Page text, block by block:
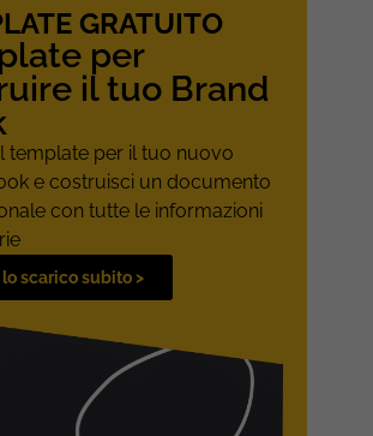
GRATUITO
per
il tuo Brand
template per il tuo nuovo
e costruisci un documento
con tutte le informazioni
scarico subito >